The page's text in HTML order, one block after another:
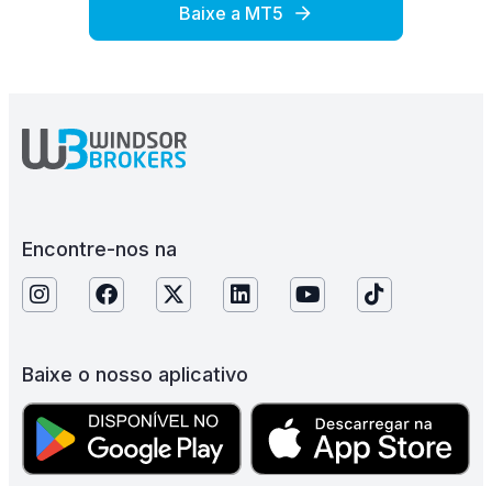
Baixe a MT5
Encontre-nos na
Baixe o nosso aplicativo